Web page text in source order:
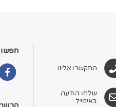
התקשרו אלינו
שלחו הודעה
באימייל
חפשו